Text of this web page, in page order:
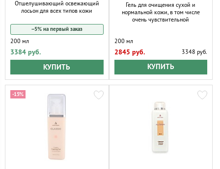
Отшелушивающий освежающий
лосьон для всех типов кожи
−5% на первый заказ
200 мл
3384 руб.
КУПИТЬ
Гель для очищения сухой и
нормальной кожи, в том числе
очень чувствительной
200 мл
2845 руб. 3348 руб.
КУПИТЬ
-15%